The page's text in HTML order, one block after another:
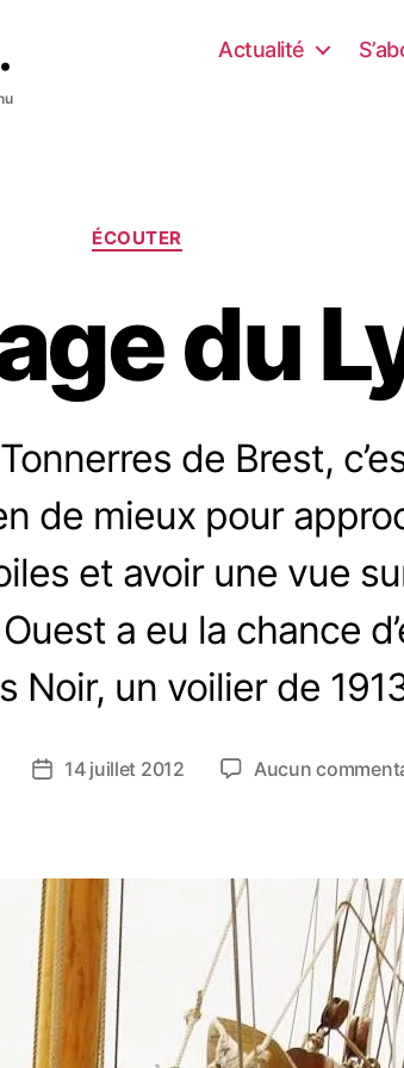
Actualité
C
a
g
o
r
s
ÉCOUTER
du
de Brest,
de mieux pour
et avoir une vue
a eu la chance
Noir, un voilier de
D
d
e
l
’
a
r
14 juillet 2012 Aucun